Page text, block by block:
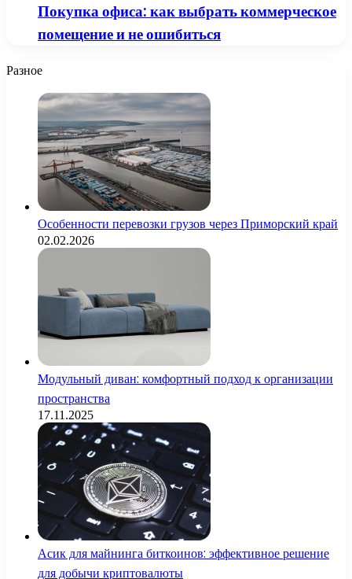
Покупка офиса: как выбрать коммерческое
помещение и не ошибиться
Разное
Особенности перевозки грузов через Приморский край
02.02.2026
Модульный диван: комфортный подход к организации
пространства
17.11.2025
Асик для майнинга биткоинов: эффективное решение
для добычи криптовалюты